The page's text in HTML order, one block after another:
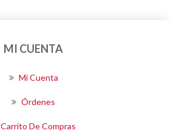
MI CUENTA
Mi Cuenta
Órdenes
Carrito De Compras